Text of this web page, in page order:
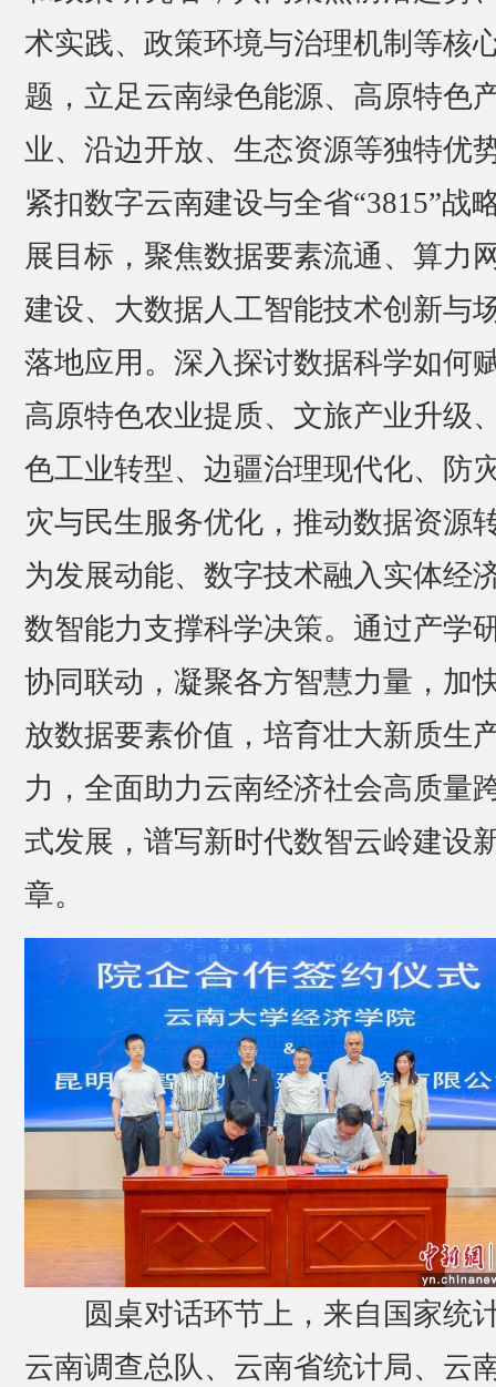
术实践、政策环境与治理机制等核
题，立足云南绿色能源、高原特色
业、沿边开放、生态资源等独特优
紧扣数字云南建设与全省“3815”战
展目标，聚焦数据要素流通、算力
建设、大数据人工智能技术创新与
落地应用。深入探讨数据科学如何
高原特色农业提质、文旅产业升级
色工业转型、边疆治理现代化、防
灾与民生服务优化，推动数据资源
为发展动能、数字技术融入实体经
数智能力支撑科学决策。通过产学
协同联动，凝聚各方智慧力量，加
放数据要素价值，培育壮大新质生
力，全面助力云南经济社会高质量
式发展，谱写新时代数智云岭建设
章。
圆桌对话环节上，来自国家统
云南调查总队、云南省统计局、云